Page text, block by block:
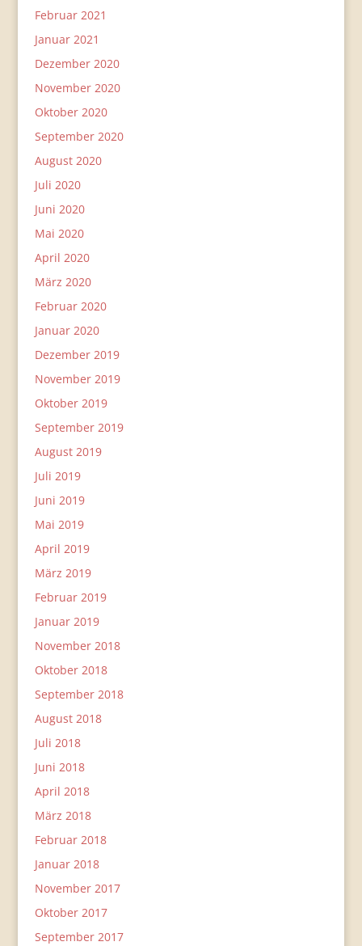
Februar 2021
Januar 2021
Dezember 2020
November 2020
Oktober 2020
September 2020
August 2020
Juli 2020
Juni 2020
Mai 2020
April 2020
März 2020
Februar 2020
Januar 2020
Dezember 2019
November 2019
Oktober 2019
September 2019
August 2019
Juli 2019
Juni 2019
Mai 2019
April 2019
März 2019
Februar 2019
Januar 2019
November 2018
Oktober 2018
September 2018
August 2018
Juli 2018
Juni 2018
April 2018
März 2018
Februar 2018
Januar 2018
November 2017
Oktober 2017
September 2017